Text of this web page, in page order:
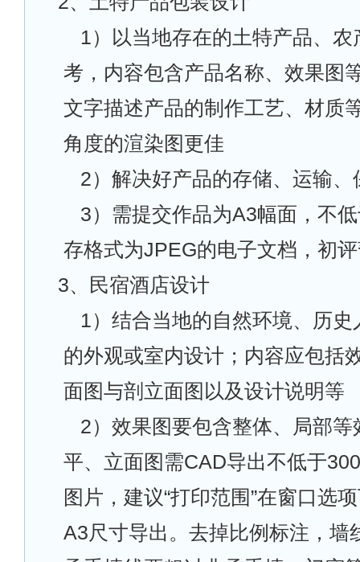
1）以当地存在的土特产品、
考，内容包含产品名称、效果图
文字描述产品的制作工艺、材质
角度的渲染图更佳
2）解决好产品的存储、运输
3）需提交作品为A3幅面，不
存格式为JPEG的电子文档，初
3、民宿酒店设计
1）结合当地的自然环境、历
的外观或室内设计；内容应包括
面图与剖立面图以及设计说明等
2）效果图要包含整体、局部
平、立面图需CAD导出不低于
图片，建议“打印范围”在窗口选
A3尺寸导出。去掉比例标注，墙